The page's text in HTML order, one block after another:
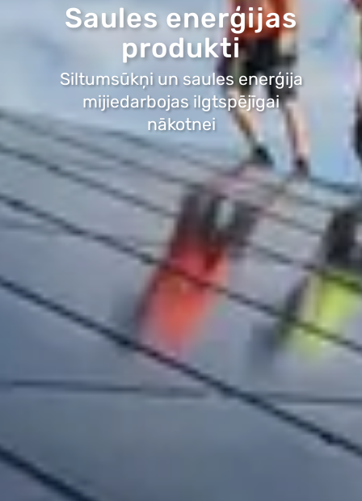
Saules enerģijas
produkti
Siltumsūkņi un saules enerģija
mijiedarbojas ilgtspējīgai
nākotnei